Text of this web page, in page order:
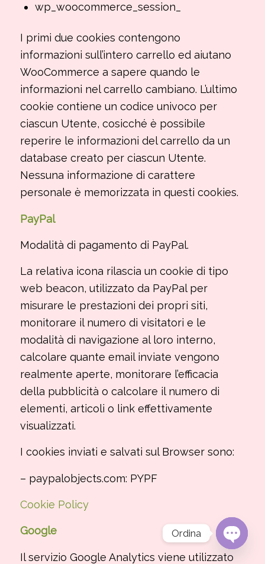
wp_woocommerce_session_
I primi due cookies contengono
informazioni sull’intero carrello ed aiutano
WooCommerce a sapere quando le
informazioni nel carrello cambiano. L’ultimo
cookie contiene un codice univoco per
ciascun Utente, cosicché è possibile
reperire le informazioni del carrello da un
database creato per ciascun Utente.
Nessuna informazione di carattere
personale è memorizzata in questi cookies.
PayPal
Modalità di pagamento di PayPal.
La relativa icona rilascia un cookie di tipo
web beacon, utilizzato da PayPal per
misurare le prestazioni dei propri siti,
monitorare il numero di visitatori e le
modalità di navigazione al loro interno,
calcolare quante email inviate vengono
realmente aperte, monitorare l’efficacia
della pubblicità o calcolare il numero di
elementi, articoli o link effettivamente
visualizzati.
I cookies inviati e salvati sul Browser sono:
– paypalobjects.com: PYPF
Cookie Policy
Google
Il servizio Google Analytics viene utilizzato
Ordina
Open
chaty